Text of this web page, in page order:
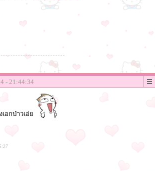
- 21:44:34
อกป่าวเอ่ย